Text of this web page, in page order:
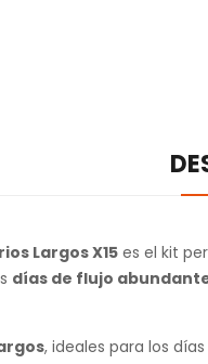
Largos X15 es el kit
días de flujo
, ideales para los